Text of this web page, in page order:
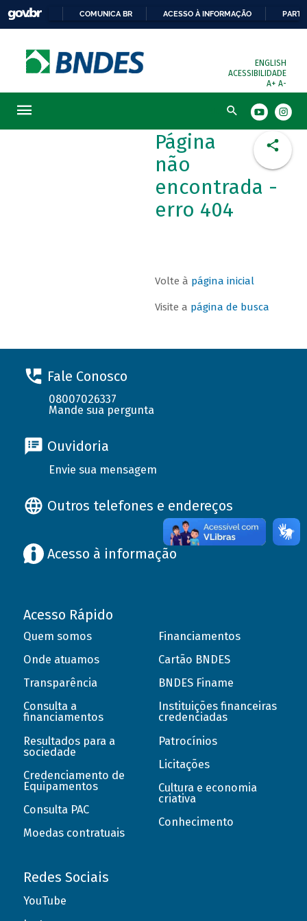
COMUNICA BR ACESSO À INFORMAÇÃO
ENGLISH
ACESSIBILIDADE
A+ A-
Busca
Página
não
encontrada -
erro 404
Volte à página inicial
Visite a página de busca
Fale Conosco
08007026337
Mande sua pergunta
Ouvidoria
Envie sua mensagem
Outros telefones e endereços
Acesso à informação
Acesso Rápido
Quem somos
Onde atuamos
Transparência
Consulta a
financiamentos
Resultados para a
sociedade
Credenciamento de
Equipamentos
Consulta PAC
Moedas contratuais
Financiamentos
Cartão BNDES
BNDES Finame
Instituições financeiras
credenciadas
Patrocínios
Licitações
Cultura e economia
criativa
Conhecimento
Redes Sociais
YouTube